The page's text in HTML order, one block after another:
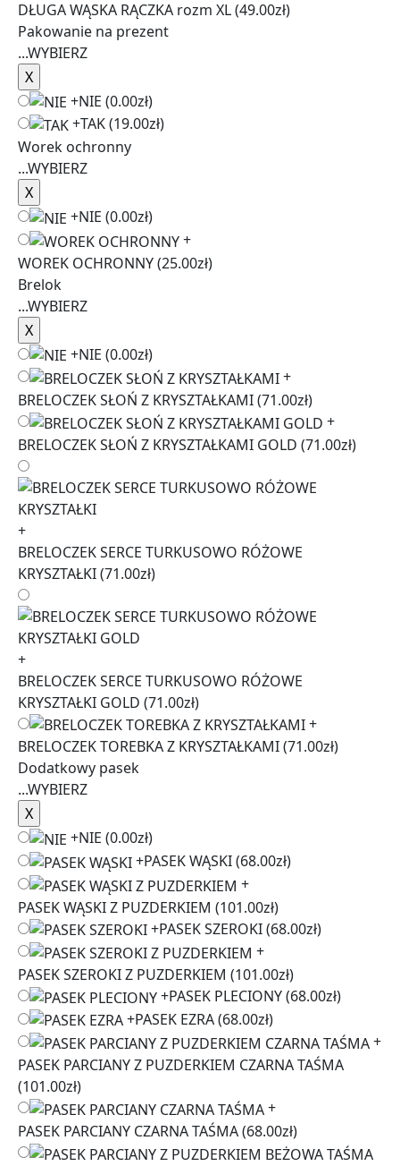
DŁUGA WĄSKA RĄCZKA rozm XL(49.00zł)
Pakowanie na prezent
...WYBIERZ
+NIE (0.00zł)
+TAK(19.00zł)
Worek ochronny
...WYBIERZ
+NIE (0.00zł)
+
WOREK OCHRONNY(25.00zł)
Brelok
...WYBIERZ
+NIE (0.00zł)
+
BRELOCZEK SŁOŃ Z KRYSZTAŁKAMI(71.00zł)
+
BRELOCZEK SŁOŃ Z KRYSZTAŁKAMI GOLD (71.00zł)
+
BRELOCZEK SERCE TURKUSOWO RÓŻOWE
KRYSZTAŁKI(71.00zł)
+
BRELOCZEK SERCE TURKUSOWO RÓŻOWE
KRYSZTAŁKI GOLD (71.00zł)
+
BRELOCZEK TOREBKA Z KRYSZTAŁKAMI(71.00zł)
Dodatkowy pasek
...WYBIERZ
+NIE (0.00zł)
+PASEK WĄSKI(68.00zł)
+
PASEK WĄSKI Z PUZDERKIEM (101.00zł)
+PASEK SZEROKI(68.00zł)
+
PASEK SZEROKI Z PUZDERKIEM (101.00zł)
+PASEK PLECIONY(68.00zł)
+PASEK EZRA(68.00zł)
+
PASEK PARCIANY Z PUZDERKIEM CZARNA TAŚMA
(101.00zł)
+
PASEK PARCIANY CZARNA TAŚMA(68.00zł)